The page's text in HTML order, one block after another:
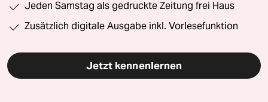
Jeden Samstag als gedruckte Zeitung frei Haus
Zusätzlich digitale Ausgabe inkl. Vorlesefunktion
Jetzt kennenlernen